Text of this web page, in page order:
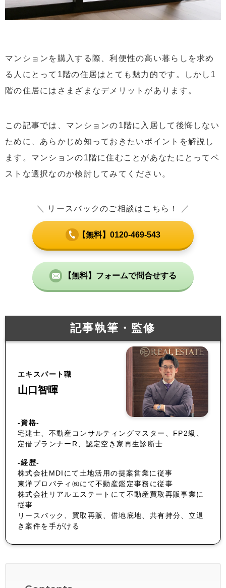
マンションを購入する際、利便性の高い暮らしを求め
る人にとって1階の住居はとても魅力的です。しかし1
階の住居にはさまざまなデメリットがあります。
この記事では、マンションの1階に入居して後悔しない
ために、あらかじめ知っておきたいポイントを解説し
ます。マンションの1階に住むことがあなたにとってベ
ストな選択なのか検討してみてください。
＼ リースバックのご相談はこちら！ ／
【無料】0120-469-543
【無料】フォームで問合せする
記事執筆・監修
エキスパート職
山口智暉
-資格-
宅建士、不動産コンサルティングマスター、FP2級、
定借プランナーR、認定空き家再生診断士
-経歴-
株式会社MDIにて土地活用の提案営業に従事
東洋プロパティ㈱にて不動産鑑定事務に従事
株式会社リアルエステートにて不動産買取再販事業に
従事
リースバック、買取再販、借地底地、共有持分、立退
き案件を手がける